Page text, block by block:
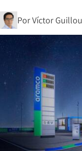
PorVíctor Guillou